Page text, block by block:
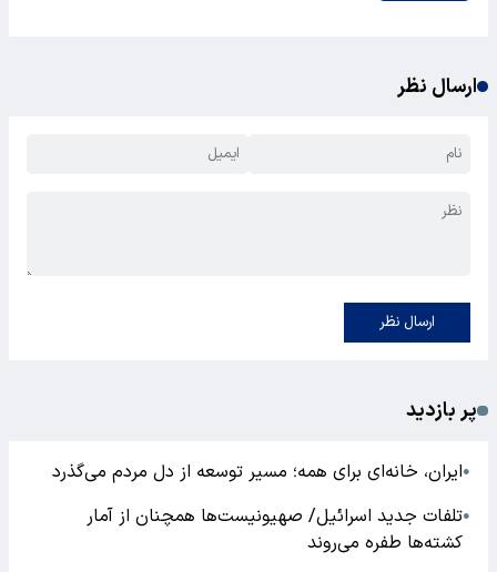
ارسال نظر
ارسال نظر
پر بازدید
●ایران، خانه‌ای برای همه؛ مسیر توسعه از دل مردم می‌گذرد
●تلفات جدید اسرائیل/ صهیونیست‌ها همچنان از آمار
کشته‌ها طفره می‌روند